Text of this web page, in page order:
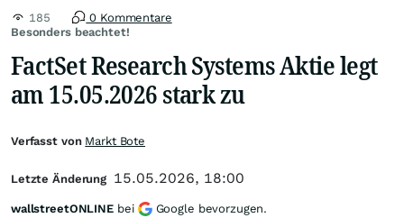
Besonders beachtet!
185 0 Kommentare
FactSet Research Systems Aktie legt
am 15.05.2026 stark zu
Verfasst von Markt Bote
Letzte Änderung 15.05.2026, 18:00
wallstreetONLINE bei Google bevorzugen.